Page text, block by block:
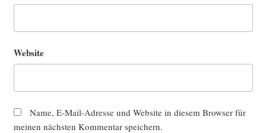
Website
Name, E-Mail-Adresse und Website in diesem Browser für
meinen nächsten Kommentar speichern.